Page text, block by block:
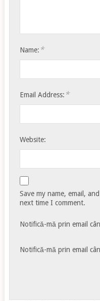
Name: *
Email Address: *
Website:
Save my name, email,
next time I comment.
Notifică-mă prin email
Notifică-mă prin email